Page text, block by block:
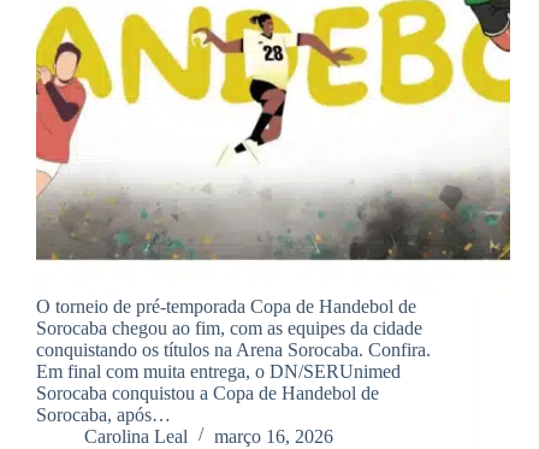
O torneio de pré-temporada Copa de Handebol de
Sorocaba chegou ao fim, com as equipes da cidade
conquistando os títulos na Arena Sorocaba. Confira.
Em final com muita entrega, o DN/SERUnimed
Sorocaba conquistou a Copa de Handebol de
Sorocaba, após…
Carolina Leal
março 16, 2026